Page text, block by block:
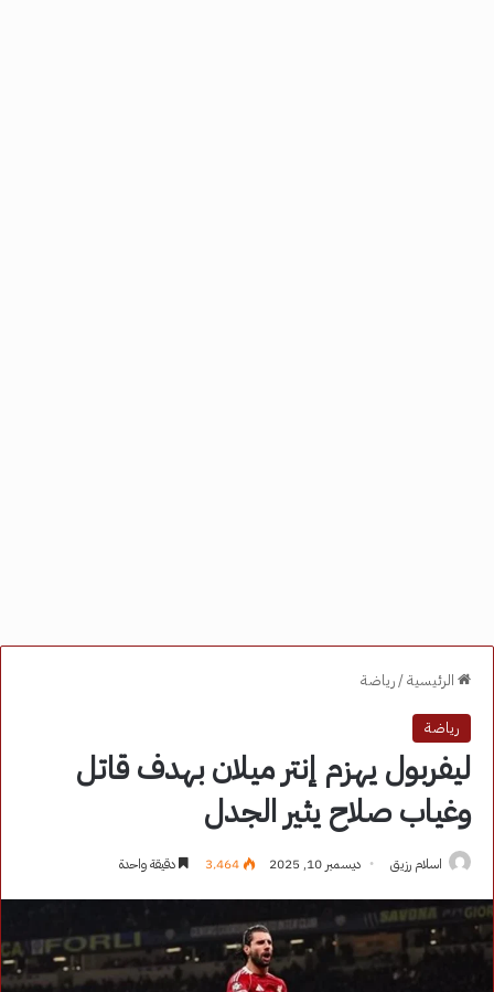
الرئيسية/رياضة
رياضة
ليفربول يهزم إنتر ميلان بهدف قاتل
وغياب صلاح يثير الجدل
اسلام رزيق ديسمبر 10, 2025 3٬464 دقيقة واحدة